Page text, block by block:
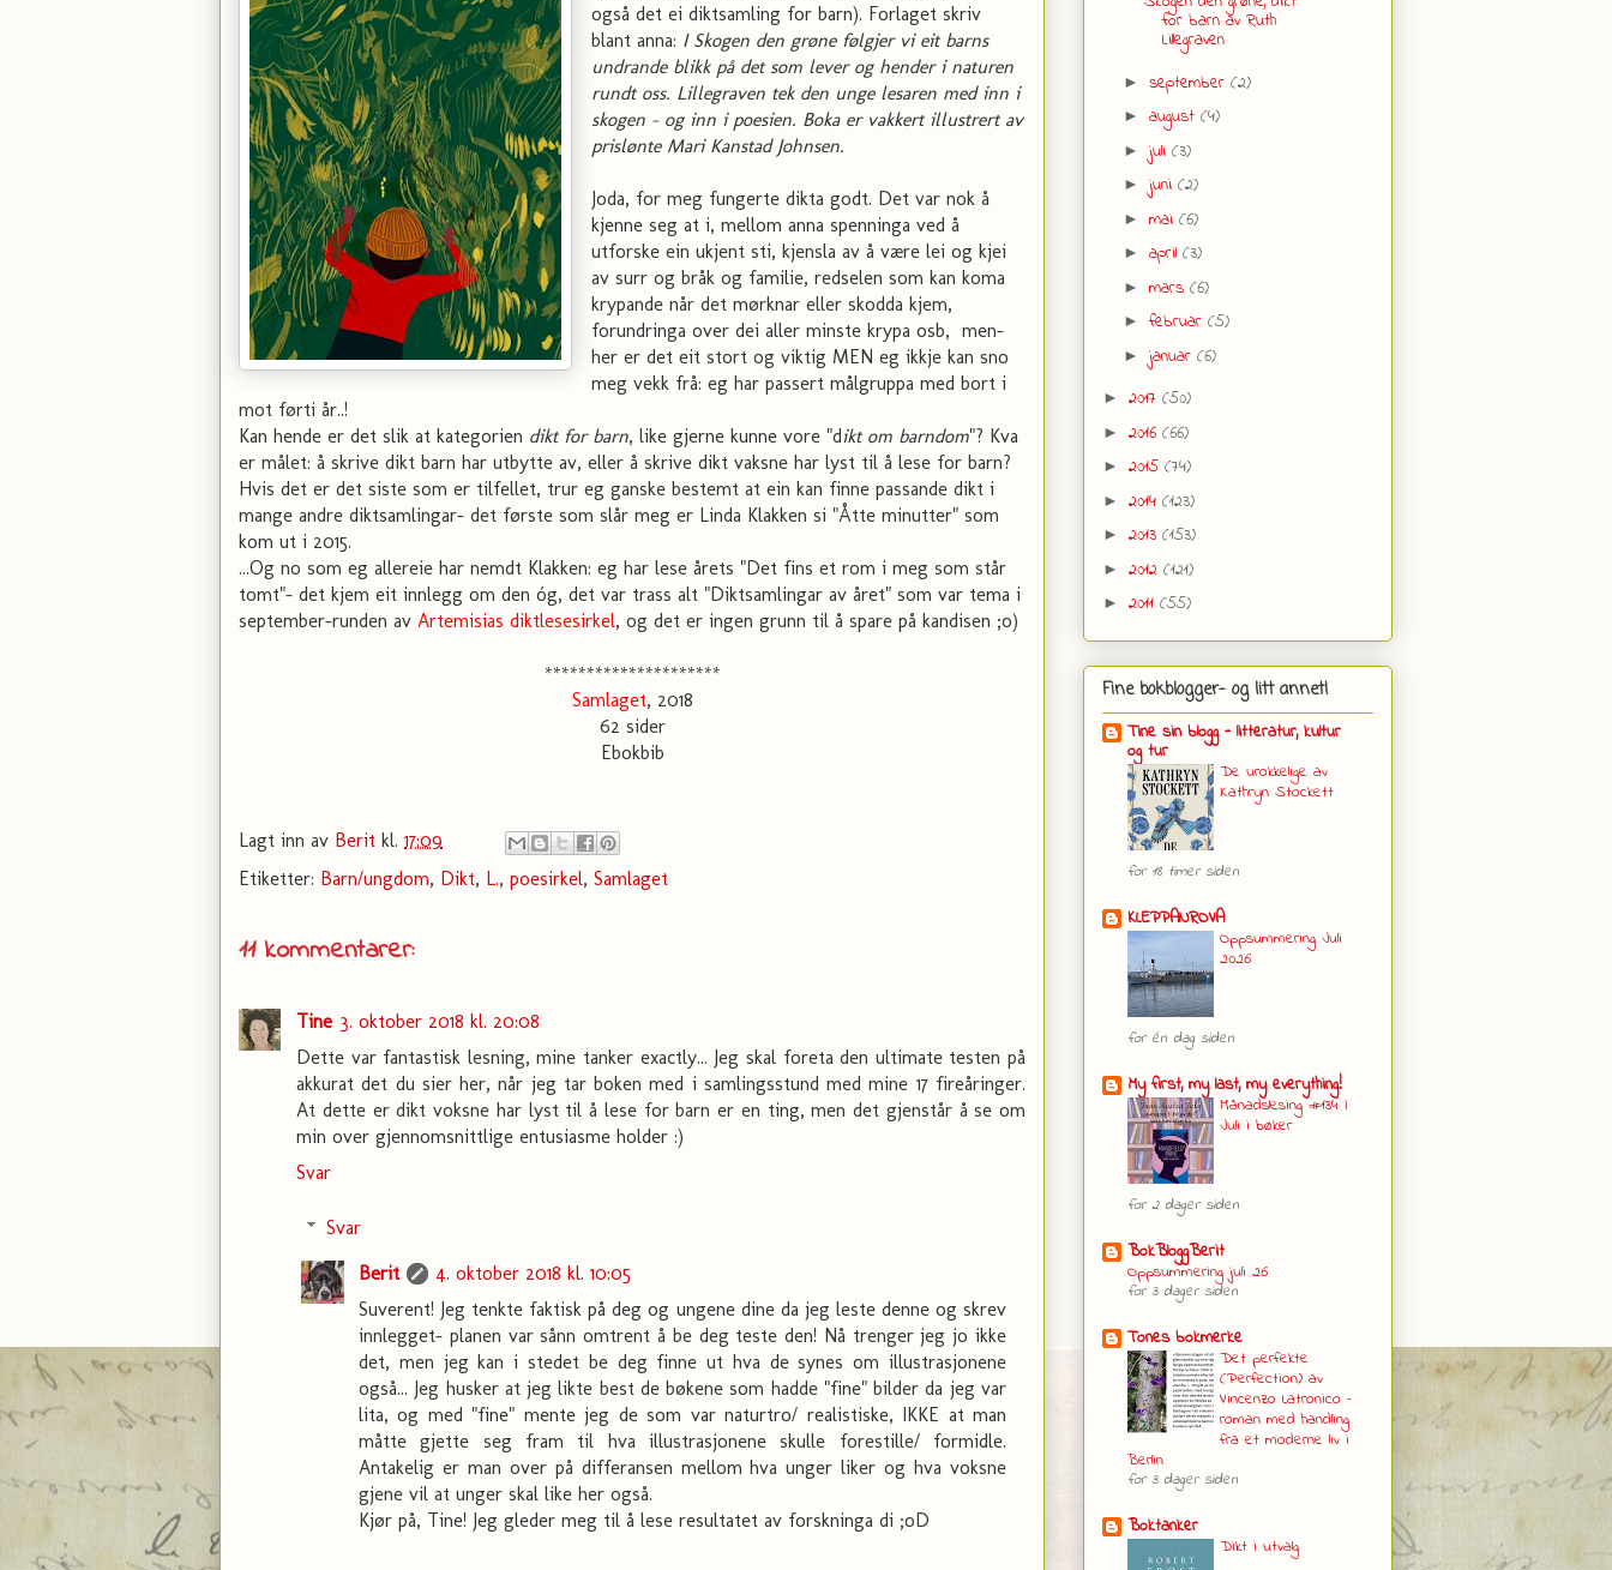
også det ei diktsamling for barn). Forlaget skriv
blant anna: I Skogen den grøne følgjer vi eit barns
undrande blikk på det som lever og hender i naturen
rundt oss. Lillegraven tek den unge lesaren med inn i
skogen – og inn i poesien. Boka er vakkert illustrert av
prislønte Mari Kanstad Johnsen.
Joda, for meg fungerte dikta godt. Det var nok å
kjenne seg at i, mellom anna spenninga ved å
utforske ein ukjent sti, kjensla av å være lei og kjei
av surr og bråk og familie, redselen som kan koma
krypande når det mørknar eller skodda kjem,
forundringa over dei aller minste krypa osb, men-
her er det eit stort og viktig MEN eg ikkje kan sno
meg vekk frå: eg har passert målgruppa med bort i
mot førti år..!
Kan hende er det slik at kategorien dikt for barn, like gjerne kunne vore "dikt om barndom"? Kva
er målet: å skrive dikt barn har utbytte av, eller å skrive dikt vaksne har lyst til å lese for barn?
Hvis det er det siste som er tilfellet, trur eg ganske bestemt at ein kan finne passande dikt i
mange andre diktsamlingar- det første som slår meg er Linda Klakken si "Åtte minutter" som
kom ut i 2015.
...Og no som eg allereie har nemdt Klakken: eg har lese årets "Det fins et rom i meg som står
tomt"- det kjem eit innlegg om den óg, det var trass alt "Diktsamlingar av året" som var tema i
september-runden av Artemisias diktlesesirkel, og det er ingen grunn til å spare på kandisen ;o)
*********************
Samlaget, 2018
62 sider
Ebokbib
Lagt inn av Berit kl. 17:09
Etiketter: Barn/ungdom, Dikt, L., poesirkel, Samlaget
11 kommentarer:
Tine 3. oktober 2018 kl. 20:08
Dette var fantastisk lesning, mine tanker exactly... Jeg skal foreta den ultimate testen på
akkurat det du sier her, når jeg tar boken med i samlingsstund med mine 17 fireåringer.
At dette er dikt voksne har lyst til å lese for barn er en ting, men det gjenstår å se om
min over gjennomsnittlige entusiasme holder :)
Svar
Svar
Berit
4. oktober 2018 kl. 10:05
Suverent! Jeg tenkte faktisk på deg og ungene dine da jeg leste denne og skrev
innlegget- planen var sånn omtrent å be deg teste den! Nå trenger jeg jo ikke
det, men jeg kan i stedet be deg finne ut hva de synes om illustrasjonene
også... Jeg husker at jeg likte best de bøkene som hadde "fine" bilder da jeg var
lita, og med "fine" mente jeg de som var naturtro/ realistiske, IKKE at man
måtte gjette seg fram til hva illustrasjonene skulle forestille/ formidle.
Antakelig er man over på differansen mellom hva unger liker og hva voksne
gjene vil at unger skal like her også.
Kjør på, Tine! Jeg gleder meg til å lese resultatet av forskninga di ;oD
for barn av Ruth
Lillegraven
► september (2)
► august (4)
► juli (3)
► juni (2)
► mai (6)
► april (3)
► mars (6)
►februar (5)
► januar (6)
► 2017 (50)
► 2016 (66)
► 2015 (74)
► 2014 (123)
► 2013 (153)
► 2012 (121)
► 2011 (55)
Fine bokblogger- og litt annet!
Tine sin blogg - litteratur, kultur
og tur
De urokkelige av
Kathryn Stockett
for 18 timer siden
KLEPPANROVA
Oppsummering Juli
2026
for én dag siden
My first, my last, my everything!
Månadslesing #134 |
Juli i bøker
for 2 dager siden
BokBloggBerit
Oppsummering juli 26
for 3 dager siden
Tones bokmerke
Det perfekte
(Perfection) av
Vincenzo Latronico –
roman med handling
fra et moderne liv i
Berlin
for 3 dager siden
Boktanker
Dikt i utvalg